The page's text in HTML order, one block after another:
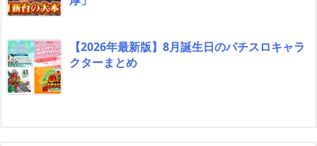
【2026年最新版】8月誕生日のパチスロキャラ
クターまとめ